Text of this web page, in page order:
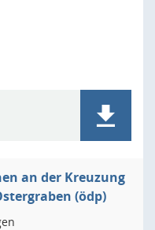
an der Kreuzung
(ödp)